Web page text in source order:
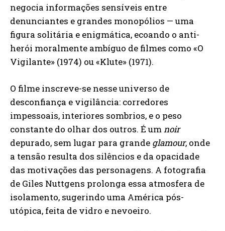
negocia informações sensíveis entre
denunciantes e grandes monopólios — uma
figura solitária e enigmática, ecoando o anti-
herói moralmente ambíguo de filmes como «O
Vigilante» (1974) ou «Klute» (1971).
O filme inscreve-se nesse universo de
desconfiança e vigilância: corredores
impessoais, interiores sombrios, e o peso
constante do olhar dos outros. É umnoir
depurado, sem lugar para grande glamour, onde
a tensão resulta dos silêncios e da opacidade
das motivações das personagens. A fotografia
de Giles Nuttgens prolonga essa atmosfera de
isolamento, sugerindo uma América pós-
utópica, feita de vidro e nevoeiro.